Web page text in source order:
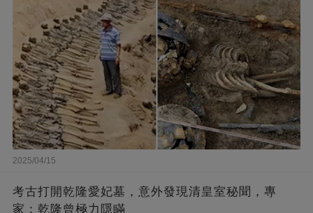
2025/04/15
考古打開乾隆愛妃墓，意外發現清皇室秘聞，專
家：乾隆曾極力隱瞞